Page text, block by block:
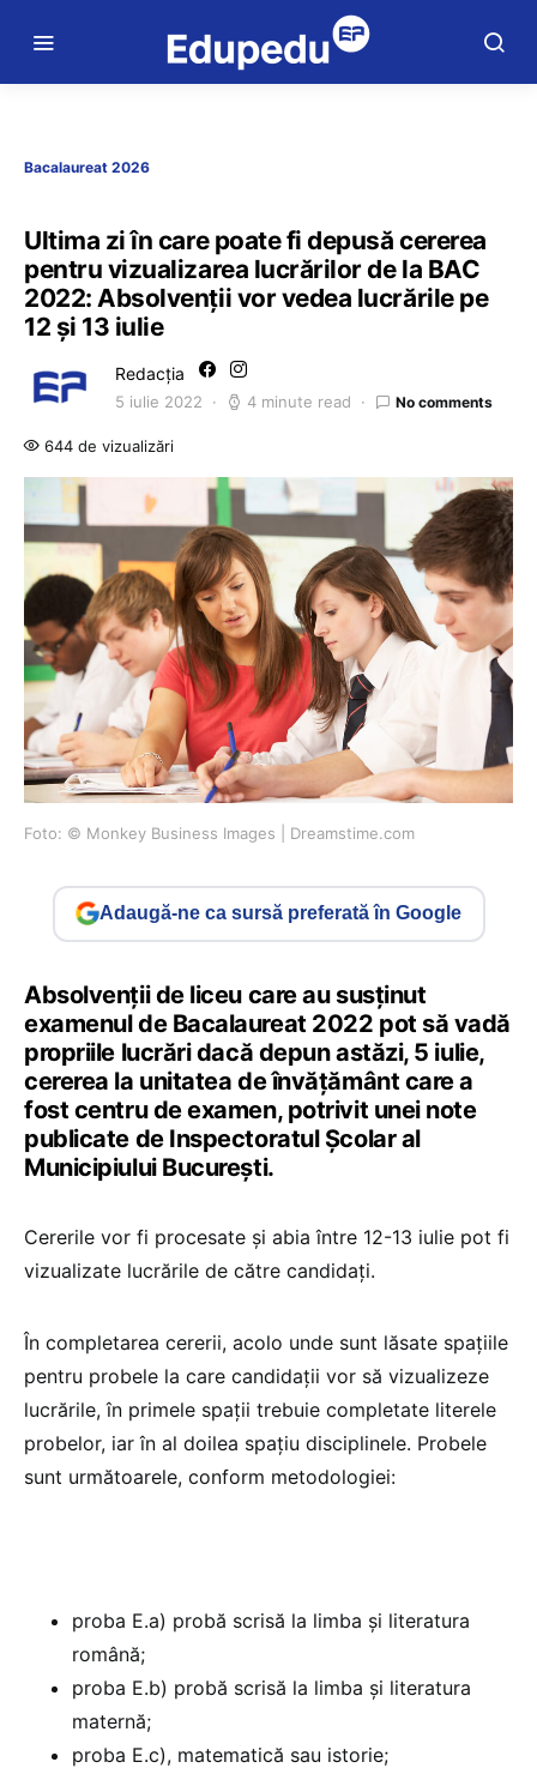
Bacalaureat 2026
Ultima zi în care poate fi depusă cererea
pentru vizualizarea lucrărilor de la BAC
2022: Absolvenții vor vedea lucrările pe
12 și 13 iulie
Redacția
5 iulie 2022 4 minute read No comments
644 de vizualizări
Foto: © Monkey Business Images | Dreamstime.com
Adaugă-ne ca sursă preferată în Google
Absolvenții de liceu care au susținut
examenul de Bacalaureat 2022 pot să vadă
propriile lucrări dacă depun astăzi, 5 iulie,
cererea la unitatea de învățământ care a
fost centru de examen, potrivit unei note
publicate de Inspectoratul Școlar al
Municipiului București.
Cererile vor fi procesate și abia între 12-13 iulie pot fi
vizualizate lucrările de către candidați.
În completarea cererii, acolo unde sunt lăsate spațiile
pentru probele la care candidații vor să vizualizeze
lucrările, în primele spații trebuie completate literele
probelor, iar în al doilea spațiu disciplinele. Probele
sunt următoarele, conform metodologiei:
proba E.a) probă scrisă la limba şi literatura
română;
proba E.b) probă scrisă la limba şi literatura
maternă;
proba E.c), matematică sau istorie;